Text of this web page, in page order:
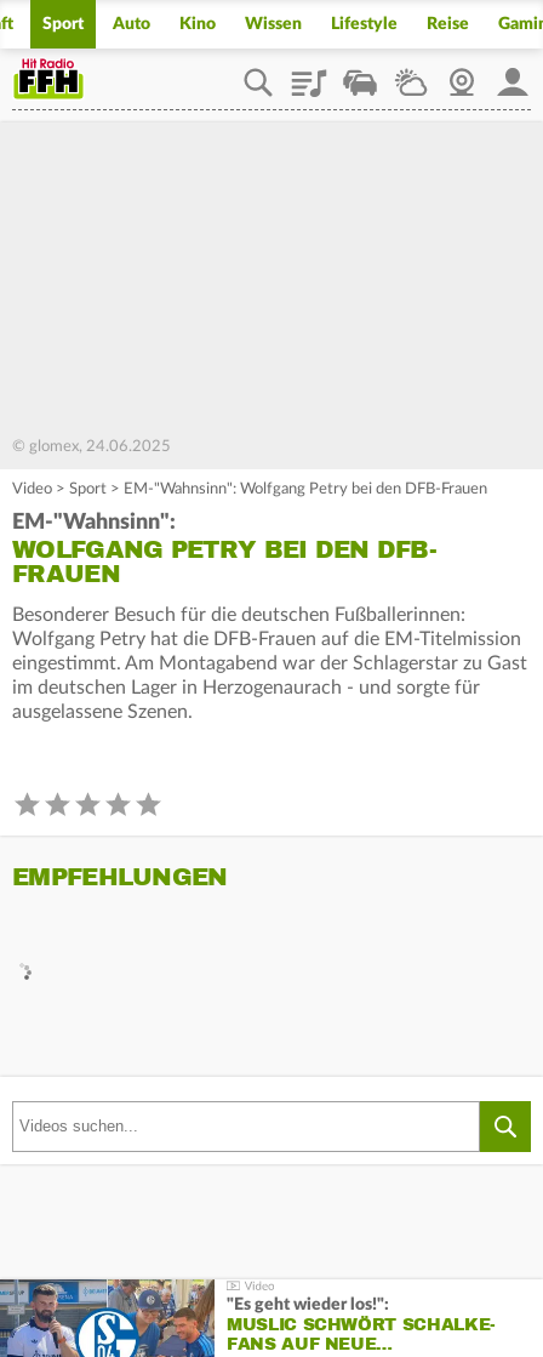
Sport Auto Kino Wissen Lifestyle Reise
PlaylistStaupilotWetterWebcam
© glomex, 24.06.2025
Video > Sport > EM-"Wahnsinn": Wolfgang Petry bei den DFB-Frauen
EM-"Wahnsinn":
WOLFGANG PETRY BEI DEN DFB-
FRAUEN
Besonderer Besuch für die deutschen Fußballerinnen:
Wolfgang Petry hat die DFB-Frauen auf die EM-Titelmission
eingestimmt. Am Montagabend war der Schlagerstar zu Gast
im deutschen Lager in Herzogenaurach - und sorgte für
ausgelassene Szenen.
EMPFEHLUNGEN
"Es geht wieder los!":
MUSLIC SCHWÖRT SCHALKE-
FANS AUF NEUE…